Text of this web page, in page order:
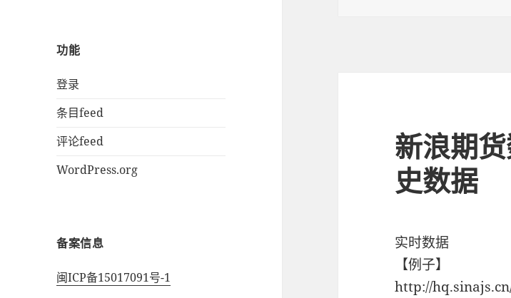
功能
登录
条目feed
评论feed
WordPress.org
备案信息
闽ICP备15017091号-1
新浪期
史数据
实时数据
【例子】
http://